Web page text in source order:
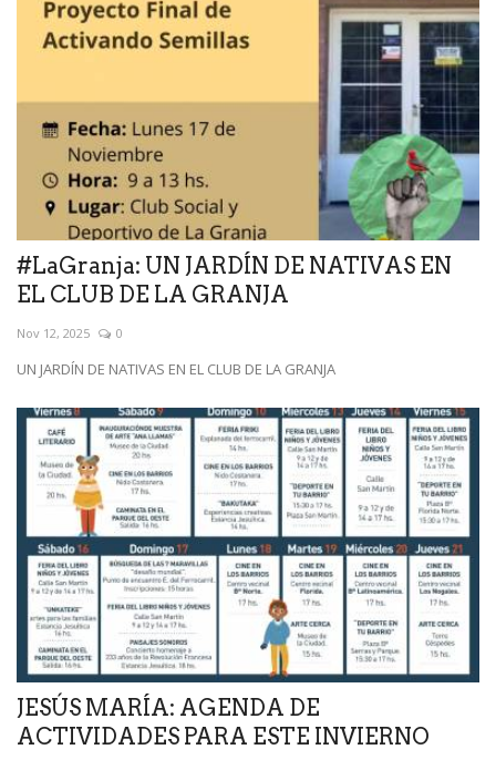
#LaGranja: UN JARDÍN DE NATIVAS EN
EL CLUB DE LA GRANJA
Nov 12, 2025 0
UN JARDÍN DE NATIVAS EN EL CLUB DE LA GRANJA
JESÚS MARÍA: AGENDA DE
ACTIVIDADES PARA ESTE INVIERNO